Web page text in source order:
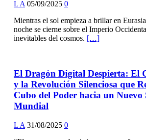
L A 05/09/2025 0
Mientras el sol empieza a brillar en
noche se cierne sobre el Imperio
inevitables del cosmos. […]
El Dragón Digital Despierta: El
y la Revolución Silenciosa que
Cubo del Poder hacia un Nuevo
Mundial
L A 31/08/2025 0